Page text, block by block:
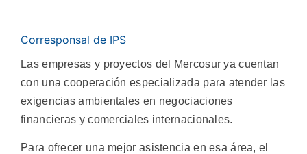
Corresponsal de IPS
Las empresas y proyectos del Mercosur ya cuentan
con una cooperación especializada para atender las
exigencias ambientales en negociaciones
financieras y comerciales internacionales.
Para ofrecer una mejor asistencia en esa área, el